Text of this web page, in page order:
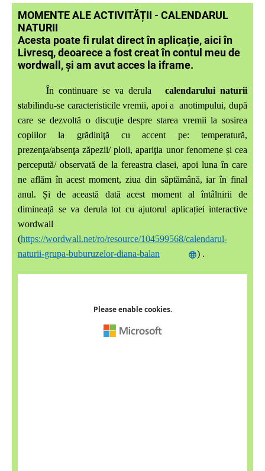
MOMENTE ALE ACTIVITĂȚII - CALENDARUL
NATURII
Acesta poate fi rulat direct în aplicație, aici în
Livresq, deoarece a fost creat în contul meu de
wordwall, și am avut acces la iframe.
În continuare se va derula
calendarului naturii
stabilindu-se caracteristicile vremii, apoi a anotimpului, după
care se dezvoltă o discuţie despre starea vremii la sosirea
copiilor la grădiniţă cu accent pe: temperatură,
prezenţa/absenţa zăpezii/ ploii, apariţia unor fenomene și cea
percepută/ observată de la fereastra clasei, apoi luna în care
ne aflăm în acest moment, ziua din săptămână, iar în final
anul. Și de această dată acest moment al întâlnirii de
dimineață se va derula tot cu ajutorul aplicației interactive
wordwall
(https://wordwall.net/ro/resource/104599568/calendarul-
naturii-grupa-buburuzelor-diana-balan
) .